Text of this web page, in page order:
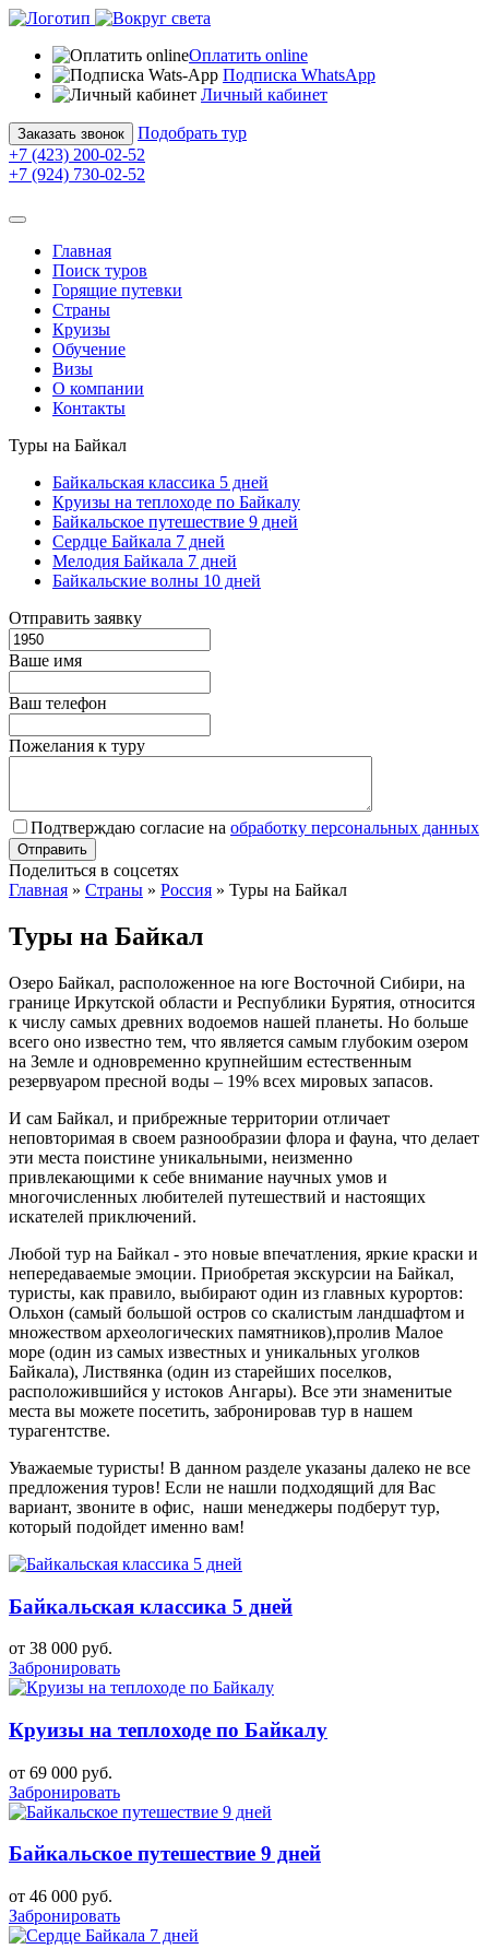
Оплатить online
Подписка WhatsApp
Личный кабинет
Заказать звонок
Подобрать тур
+7 (423) 200-02-52
+7 (924) 730-02-52
Главная
Поиск туров
Горящие путевки
Страны
Круизы
Обучение
Визы
О компании
Контакты
Туры на Байкал
Байкальская классика 5 дней
Круизы на теплоходе по Байкалу
Байкальское путешествие 9 дней
Сердце Байкала 7 дней
Мелодия Байкала 7 дней
Байкальские волны 10 дней
Отправить заявку
Ваше имя
Ваш телефон
Пожелания к туру
Подтверждаю согласие на обработку персональных данных
Поделиться в соцсетях
Главная » Страны » Россия » Туры на Байкал
Туры на Байкал
Озеро Байкал, расположенное на юге Восточной Сибири, на
границе Иркутской области и Республики Бурятия, относится
к числу самых древних водоемов нашей планеты. Но больше
всего оно известно тем, что является самым глубоким озером
на Земле и одновременно крупнейшим естественным
резервуаром пресной воды – 19% всех мировых запасов.
И сам Байкал, и прибрежные территории отличает
неповторимая в своем разнообразии флора и фауна, что делает
эти места поистине уникальными, неизменно
привлекающими к себе внимание научных умов и
многочисленных любителей путешествий и настоящих
искателей приключений.
Любой тур на Байкал - это новые впечатления, яркие краски и
непередаваемые эмоции. Приобретая экскурсии на Байкал,
туристы, как правило, выбирают один из главных курортов:
Ольхон (самый большой остров со скалистым ландшафтом и
множеством археологических памятников),пролив Малое
море (один из самых известных и уникальных уголков
Байкала), Листвянка (один из старейших поселков,
расположившийся у истоков Ангары). Все эти знаменитые
места вы можете посетить, забронировав тур в нашем
турагентстве.
Уважаемые туристы! В данном разделе указаны далеко не все
предложения туров! Если не нашли подходящий для Вас
вариант, звоните в офис, наши менеджеры подберут тур,
который подойдет именно вам!
Байкальская классика 5 дней
от 38 000 руб.
Забронировать
Круизы на теплоходе по Байкалу
от 69 000 руб.
Забронировать
Байкальское путешествие 9 дней
от 46 000 руб.
Забронировать